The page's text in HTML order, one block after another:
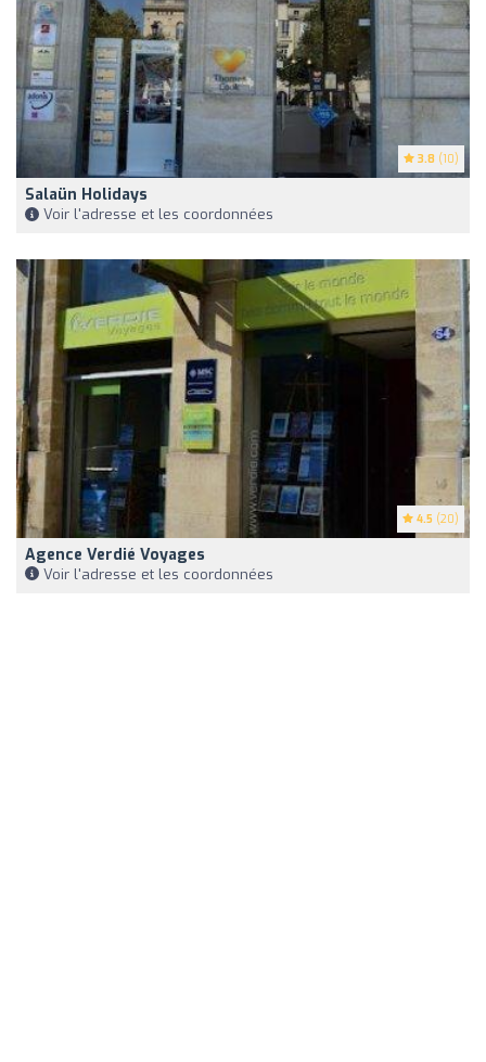
3.8 (10)
Salaün Holidays
Voir l'adresse et les coordonnées
4.5 (20)
Agence Verdié Voyages
Voir l'adresse et les coordonnées